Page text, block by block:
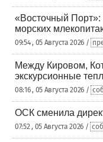
«Восточный Порт»:
морских
09:54 , 05 Августа 2026 /
Между Кировом,
экскурсионные
08:16 , 05 Августа 2026 /
ОСК сменила
07:52 , 05 Августа 2026 /